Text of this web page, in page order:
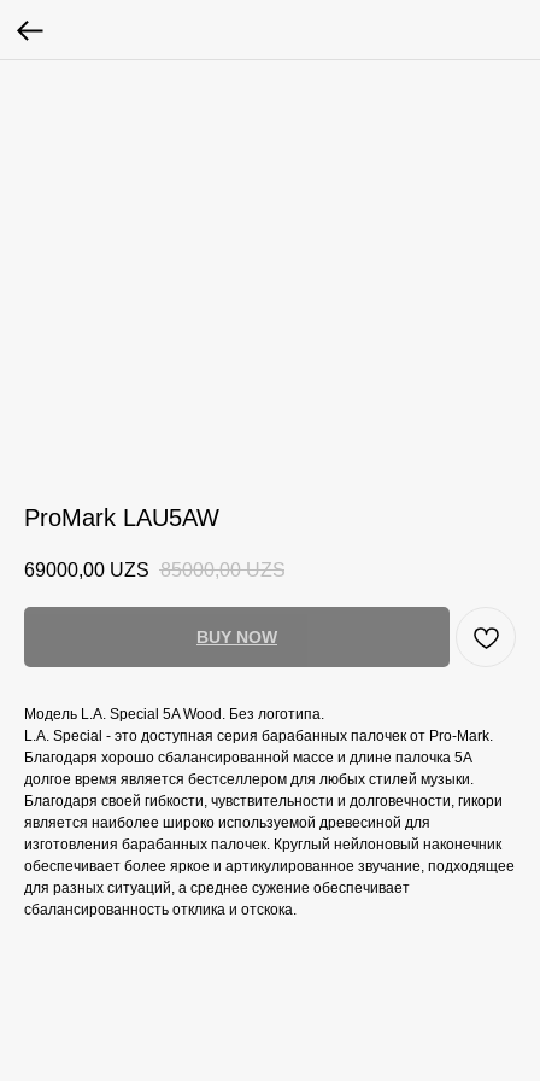
ProMark LAU5AW
69000,00 UZS 85000,00 UZS
BUY NOW
Модель L.A. Special 5A Wood. Без логотипа.
L.A. Special - это доступная серия барабанных палочек от Pro-Mark.
Благодаря хорошо сбалансированной массе и длине палочка 5A
долгое время является бестселлером для любых стилей музыки.
Благодаря своей гибкости, чувствительности и долговечности, гикори
является наиболее широко используемой древесиной для
изготовления барабанных палочек. Круглый нейлоновый наконечник
обеспечивает более яркое и артикулированное звучание, подходящее
для разных ситуаций, а среднее сужение обеспечивает
сбалансированность отклика и отскока.